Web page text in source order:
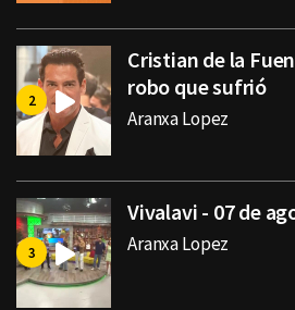
Cristian de la
robo que sufrió
Aranxa Lopez
Vivalavi - 07 de
Aranxa Lopez